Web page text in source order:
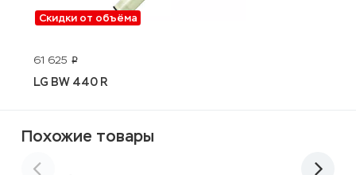
Скидки от объёма
61 625 p
LG BW 440 R
Похожие товары